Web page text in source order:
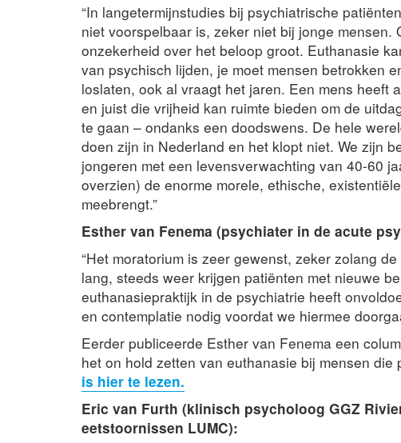
“In langetermijnstudies bij psychiatrische
niet voorspelbaar is, zeker niet bij jonge
onzekerheid over het beloop groot. Euthanasie
van psychisch lijden, je moet mensen betrokken
loslaten, ook al vraagt het jaren. Een mens heeft
en juist die vrijheid kan ruimte bieden om de
te gaan – ondanks een doodswens. De hele
doen zijn in Nederland en het klopt niet. We zijn
jongeren met een levensverwachting van 40-60
overzien) de enorme morele, ethische,
meebrengt.”
Esther van Fenema (psychiater in de acute
“Het moratorium is zeer gewenst, zeker zolang
lang, steeds weer krijgen patiënten met nieuwe
euthanasiepraktijk in de psychiatrie heeft
en contemplatie nodig voordat we hiermee
Eerder publiceerde Esther van Fenema een
het on hold zetten van euthanasie bij mensen
is hier te lezen.
Eric van Furth (klinisch psycholoog GGZ
eetstoornissen LUMC):